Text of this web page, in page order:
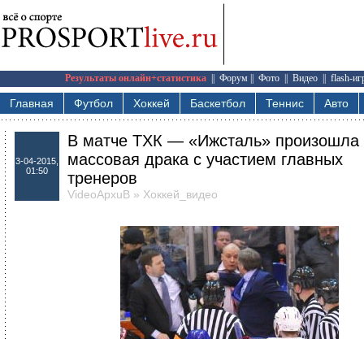
Результаты онлайн+статистика Форум Фото Видео flash-
Главная Футбол Хоккей Баскетбол Теннис Авто
3-04-2015,
01:50
В матче ТХК — «Ижсталь» произошла
массовая драка с участием главных
тренеров
VideoApxuB » Хоккей_видео